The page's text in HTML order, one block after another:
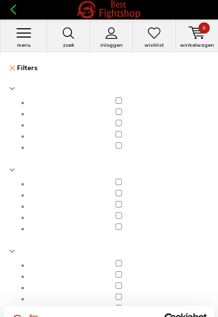
zoek inloggen
menu wishlist winkelwagen
0
Filters